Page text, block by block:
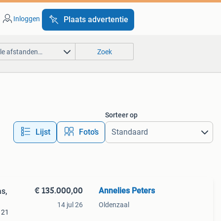
Inloggen Plaats advertentie
afstanden… Zoek
Lijst Foto’s
Sorteer op
€ 135.000,00
14 jul 26
Annelies Peters
Oldenzaal